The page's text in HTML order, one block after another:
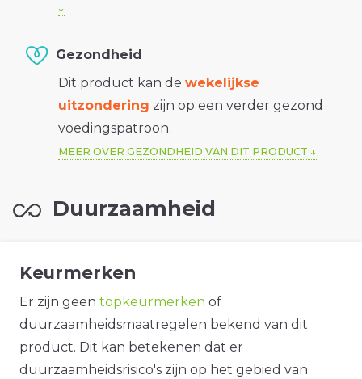
Gezondheid
Dit product kan de wekelijkse
uitzondering zijn op een verder gezond
voedingspatroon.
MEER OVER GEZONDHEID VAN DIT PRODUCT
Duurzaamheid
Keurmerken
Er zijn geen topkeurmerken of
duurzaamheidsmaatregelen bekend van dit
product. Dit kan betekenen dat er
duurzaamheidsrisico's zijn op het gebied van